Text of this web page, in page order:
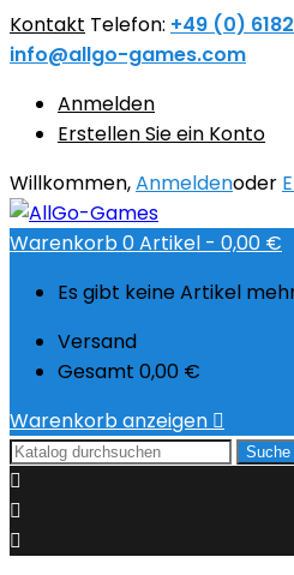
Kontakt Telefon: +49 (0)
info@allgo-games.com
Anmelden
Erstellen Sie ein Konto
Willkommen,Anmeldenoder
Warenkorb0Artikel - 0,00 €
Es gibt keine Artikel
Versand
Gesamt 0,00 €
Warenkorb anzeigen 
Suche


